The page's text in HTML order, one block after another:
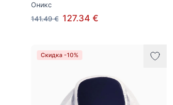
Оникс
141.49 € 127.34 €
Скидка -10%